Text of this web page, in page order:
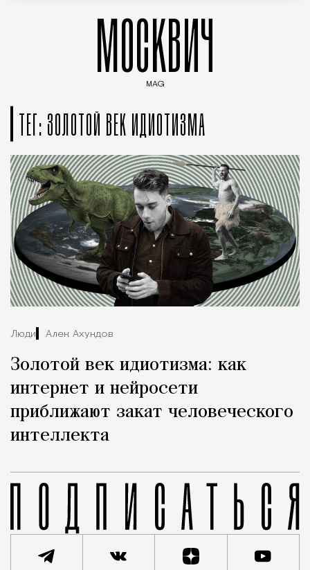
МОСКВИЧ
MAG
ТЕГ: ЗОЛОТОЙ ВЕК ИДИОТИЗМА
Люди Алек Ахундов
Золотой век идиотизма: как
интернет и нейросети
приближают закат человеческого
интеллекта